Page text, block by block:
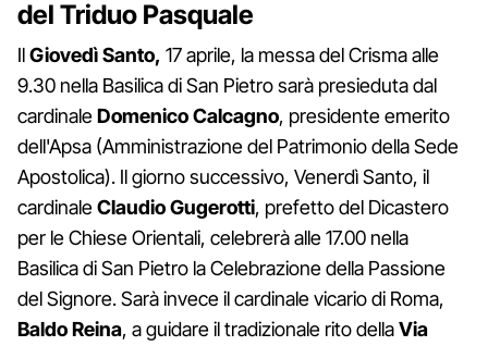
del Triduo Pasquale
IlGiovedì Santo, 17 aprile, la messa del Crisma alle
9.30 nella Basilica di San Pietro sarà presieduta dal
cardinaleDomenicoCalcagno, presidente emerito
dell'Apsa (Amministrazione del Patrimonio della Sede
Apostolica). Il giorno successivo, Venerdì Santo, il
cardinaleClaudioGugerotti, prefetto del Dicastero
per le Chiese Orientali, celebrerà alle 17.00 nella
Basilica di San Pietro la Celebrazione della Passione
del Signore. Sarà invece il cardinale vicario di Roma,
BaldoReina, a guidare il tradizionale rito dellaVia